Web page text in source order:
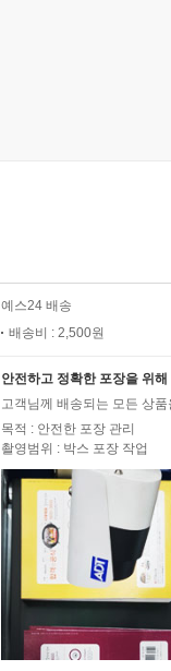
예스24 배송
배송비 : 2,500원
안전하고 정확한 포장을 위
고객님께 배송되는 모든 상
목적 : 안전한 포장 관리
촬영범위 : 박스 포장 작업